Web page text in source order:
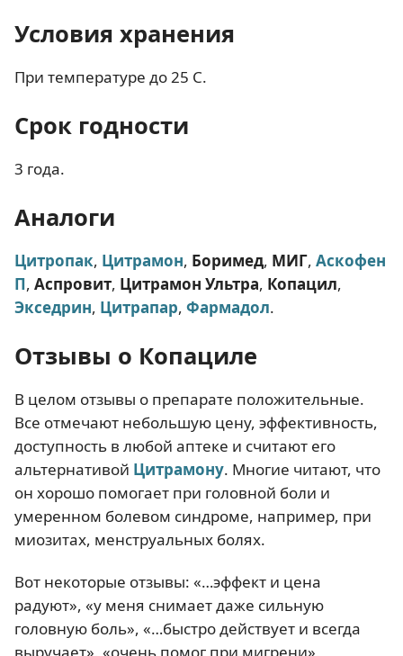
Условия хранения
При температуре до 25 С.
Срок годности
3 года.
Аналоги
Цитропак, Цитрамон, Боримед, МИГ, Аскофен
П, Аспровит, Цитрамон Ультра, Копацил,
Экседрин, Цитрапар, Фармадол.
Отзывы о Копациле
В целом отзывы о препарате положительные.
Все отмечают небольшую цену, эффективность,
доступность в любой аптеке и считают его
альтернативой Цитрамону. Многие читают, что
он хорошо помогает при головной боли и
умеренном болевом синдроме, например, при
миозитах, менструальных болях.
Вот некоторые отзывы: «…эффект и цена
радуют», «у меня снимает даже сильную
головную боль», «…быстро действует и всегда